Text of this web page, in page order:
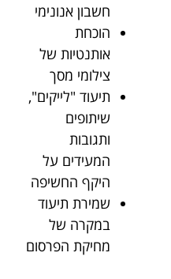
חשבון אנונימי
הוכחת
אותנטיות של
צילומי מסך
תיעוד "לייקים",
שיתופים
ותגובות
המעידים על
היקף החשיפה
שמירת תיעוד
במקרה של
מחיקת הפרסום